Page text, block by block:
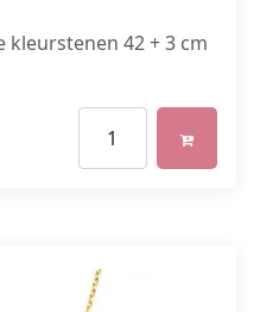
42 + 3 cm